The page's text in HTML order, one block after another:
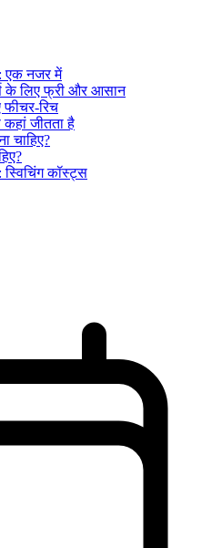
एक नजर में
के लिए फ्री और आसान
रिच
जीतता है
चाहिए?
कॉस्ट्स